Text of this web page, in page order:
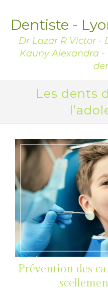
Dentiste -
Dr Lazar R Victor -
Kauny Alexandra
Les dents
Prévention des